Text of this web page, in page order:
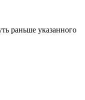
раньше указанного